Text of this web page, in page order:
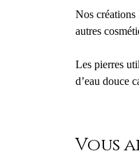
Nos créations
autres
Les pierres
d’eau douce
Vous